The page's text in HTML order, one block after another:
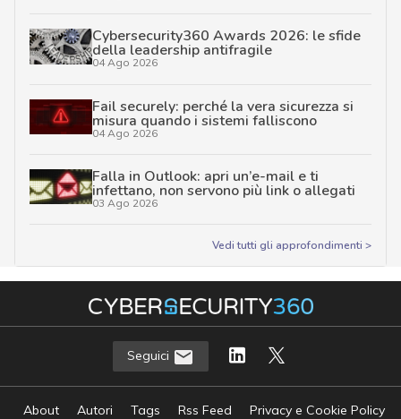
Cybersecurity360 Awards 2026: le sfide
della leadership antifragile
04 Ago 2026
Fail securely: perché la vera sicurezza si
misura quando i sistemi falliscono
04 Ago 2026
Falla in Outlook: apri un’e-mail e ti
infettano, non servono più link o allegati
03 Ago 2026
Vedi tutti gli approfondimenti >
Seguici
About Autori Tags Rss Feed
Privacy e Cookie Policy